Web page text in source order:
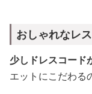
おしゃれなレ
少しドレスコード
エットにこだわる